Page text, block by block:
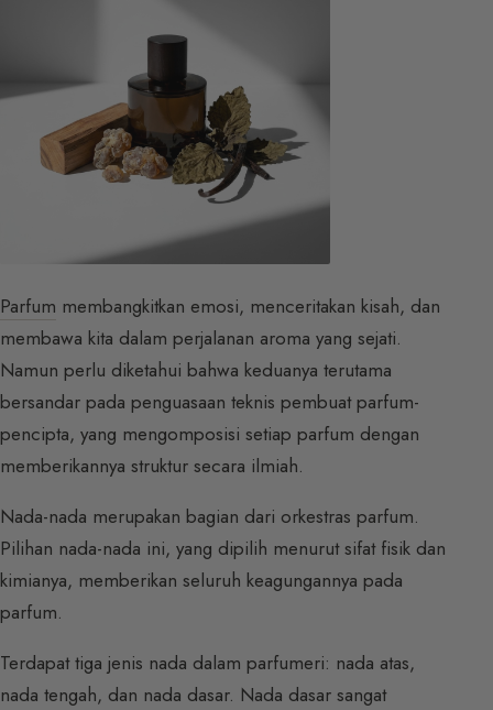
Parfum membangkitkan emosi, menceritakan kisah, dan
membawa kita dalam perjalanan aroma yang sejati.
Namun perlu diketahui bahwa keduanya terutama
bersandar pada penguasaan teknis pembuat parfum-
pencipta, yang mengomposisi setiap parfum dengan
memberikannya struktur secara ilmiah.
Nada-nada merupakan bagian dari orkestras parfum.
Pilihan nada-nada ini, yang dipilih menurut sifat fisik dan
kimianya, memberikan seluruh keagungannya pada
parfum.
Terdapat tiga jenis nada dalam parfumeri: nada atas,
nada tengah, dan nada dasar. Nada dasar sangat